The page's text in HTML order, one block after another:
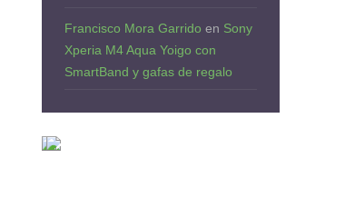
Francisco Mora Garrido en Sony
Xperia M4 Aqua Yoigo con
SmartBand y gafas de regalo